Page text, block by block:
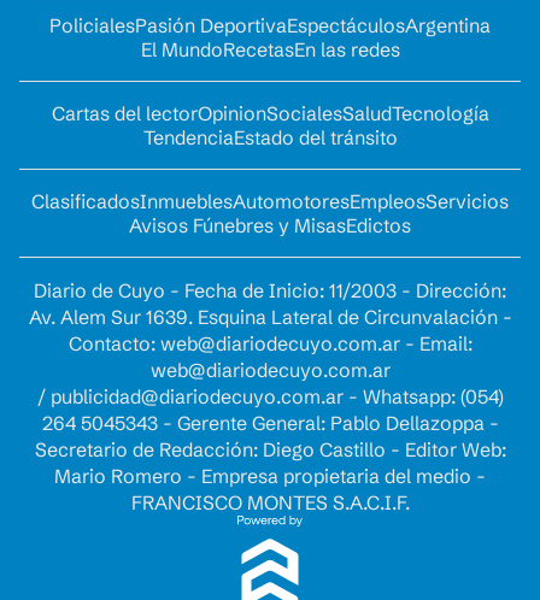
PolicialesPasión DeportivaEspectáculosArgentina
El MundoRecetasEn las redes
Cartas del lectorOpinionSocialesSaludTecnología
TendenciaEstado del tránsito
ClasificadosInmueblesAutomotoresEmpleosServicios
Avisos Fúnebres y MisasEdictos
Diario de Cuyo - Fecha de Inicio: 11/2003 - Dirección:
Av. Alem Sur 1639. Esquina Lateral de Circunvalación -
Contacto: web@diariodecuyo.com.ar- Email:
web@diariodecuyo.com.ar
/ publicidad@diariodecuyo.com.ar- Whatsapp: (054)
264 5045343 - Gerente General: Pablo Dellazoppa -
Secretario de Redacción: Diego Castillo - Editor Web:
Mario Romero - Empresa propietaria del medio -
FRANCISCO MONTES S.A.C.I.F.